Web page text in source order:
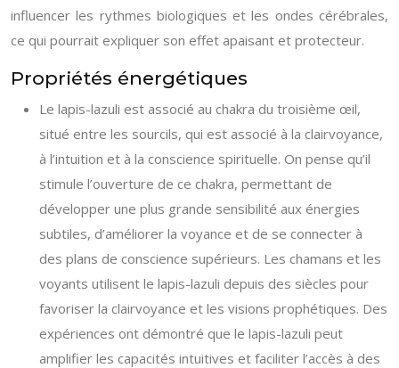
influencer les rythmes biologiques et les ondes cérébrales,
ce qui pourrait expliquer son effet apaisant et protecteur.
Propriétés énergétiques
Le lapis-lazuli est associé au chakra du troisième œil,
situé entre les sourcils, qui est associé à la clairvoyance,
à l’intuition et à la conscience spirituelle. On pense qu’il
stimule l’ouverture de ce chakra, permettant de
développer une plus grande sensibilité aux énergies
subtiles, d’améliorer la voyance et de se connecter à
des plans de conscience supérieurs. Les chamans et les
voyants utilisent le lapis-lazuli depuis des siècles pour
favoriser la clairvoyance et les visions prophétiques. Des
expériences ont démontré que le lapis-lazuli peut
amplifier les capacités intuitives et faciliter l’accès à des